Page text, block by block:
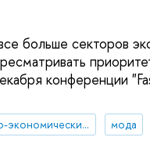
больше секторов
конференции
мировой финансово-экономический кризис мода